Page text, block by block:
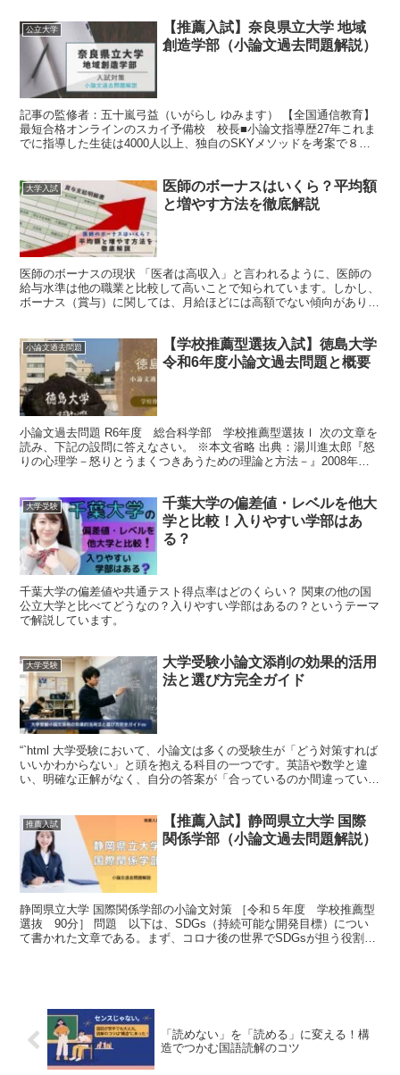
公立大学
【推薦入試】奈良県立大学 地域
創造学部（小論文過去問題解説）
記事の監修者：五十嵐弓益（いがらし ゆみます） 【全国通信教育】
最短合格オンラインのスカイ予備校 校長■小論文指導歴27年これま
でに指導した生徒は4000人以上、独自のSKYメソッドを考案で８割
大学入試
医師のボーナスはいくら？平均額
と増やす方法を徹底解説
医師のボーナスの現状 「医者は高収入」と言われるように、医師の
給与水準は他の職業と比較して高いことで知られています。しかし、
ボーナス（賞与）に関しては、月給ほどには高額でない傾向がありま
小論文過去問題
【学校推薦型選抜入試】徳島大学
令和6年度小論文過去問題と概要
小論文過去問題 R6年度 総合科学部 学校推薦型選抜Ⅰ 次の文章を
読み、下記の設問に答えなさい。 ※本文省略 出典：湯川進太郎『怒
りの心理学－怒りとうまくつきあうための理論と方法－』2008年
大学受験
千葉大学の偏差値・レベルを他大
学と比較！入りやすい学部はあ
る？
千葉大学の偏差値や共通テスト得点率はどのくらい？ 関東の他の国
公立大学と比べてどうなの？入りやすい学部はあるの？というテーマ
で解説しています。
大学受験
大学受験小論文添削の効果的活用
法と選び方完全ガイド
“`html 大学受験において、小論文は多くの受験生が「どう対策すれば
いいかわからない」と頭を抱える科目の一つです。英語や数学と違
い、明確な正解がなく、自分の答案が「合っているのか間違っている
推薦入試
【推薦入試】静岡県立大学 国際
関係学部（小論文過去問題解説）
静岡県立大学 国際関係学部の小論文対策 ［令和５年度 学校推薦型
選抜 90分］ 問題 以下は、SDGs（持続可能な開発目標）につい
て書かれた文章である。まず、コロナ後の世界でSDGsが担う役割に
「読めない」を「読める」に変える！構
造でつかむ国語読解のコツ